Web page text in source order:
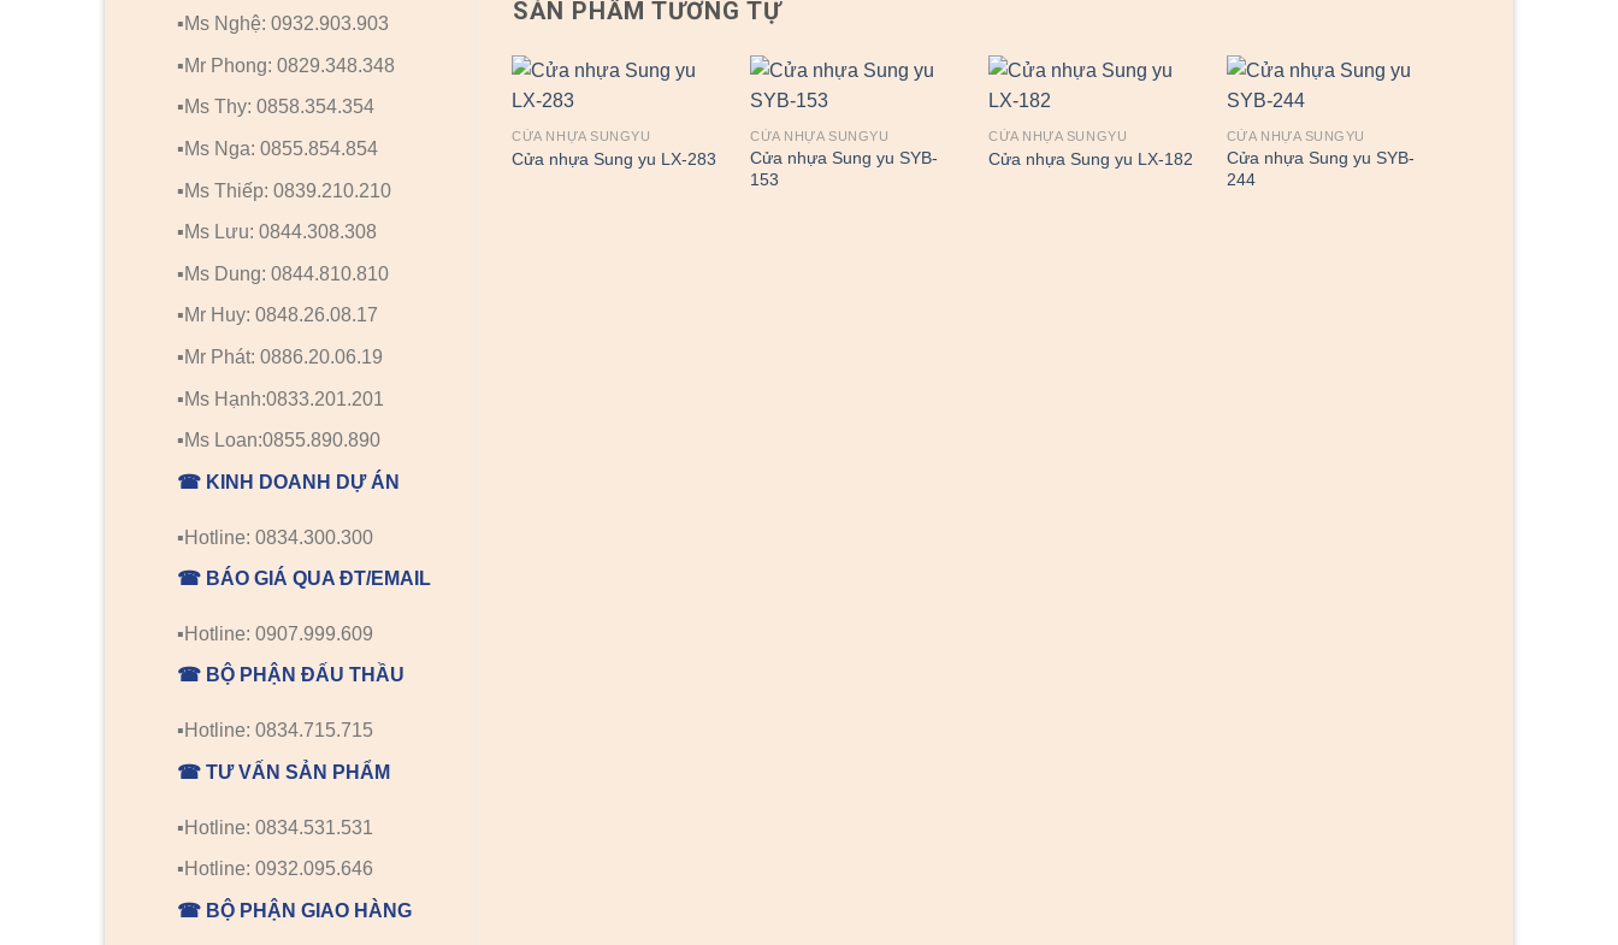
▪️Ms Nghệ: 0932.903.903
▪️Mr Phong: 0829.348.348
▪️Ms Thy: 0858.354.354
▪️Ms Nga: 0855.854.854
▪️Ms Thiếp: 0839.210.210
▪️Ms Lưu: 0844.308.308
▪️Ms Dung: 0844.810.810
▪️Mr Huy: 0848.26.08.17
▪️Mr Phát: 0886.20.06.19
▪️Ms Hạnh:0833.201.201
▪️Ms Loan:0855.890.890
☎ KINH DOANH DỰ ÁN
▪️Hotline: 0834.300.300
☎ BÁO GIÁ QUA ĐT/EMAIL
▪️Hotline: 0907.999.609
☎ BỘ PHẬN ĐẤU THẦU
▪️Hotline: 0834.715.715
☎ TƯ VẤN SẢN PHẨM
▪️Hotline: 0834.531.531
▪️Hotline: 0932.095.646
☎ BỘ PHẬN GIAO HÀNG
SẢN PHẨM TƯƠNG TỰ
CỬA NHỰA SUNGYU
Cửa nhựa Sung yu LX-283
CỬA NHỰA SUNGYU
Cửa nhựa Sung yu SYB-
153
CỬA NHỰA SUNGYU
Cửa nhựa Sung yu LX-182
CỬA NHỰA SUNGYU
Cửa nhựa Sung yu SYB-
244
Cửa nhựa Sung yu SYB-
Cửa nhựa Sung yu LX-485